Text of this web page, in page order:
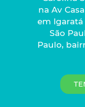
na Av
em
São
Paulo,